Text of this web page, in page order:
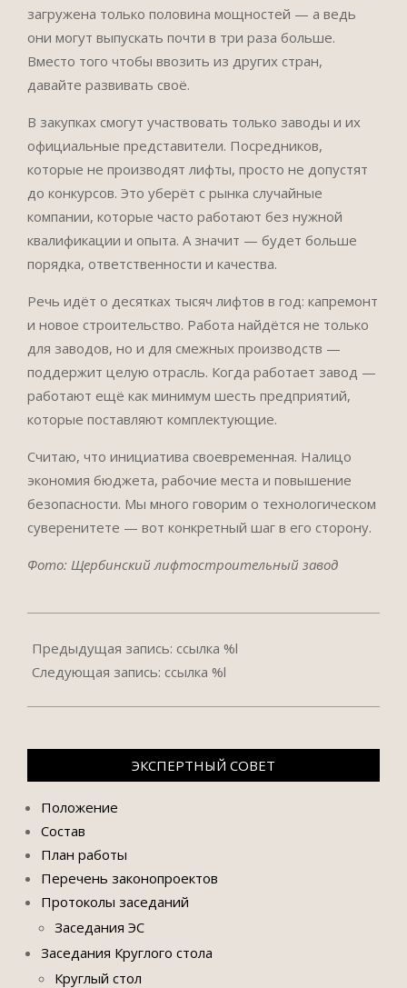
загружена только половина мощностей — а ведь
они могут выпускать почти в три раза больше.
Вместо того чтобы ввозить из других стран,
давайте развивать своё.
В закупках смогут участвовать только заводы и их
официальные представители. Посредников,
которые не производят лифты, просто не допустят
до конкурсов. Это уберёт с рынка случайные
компании, которые часто работают без нужной
квалификации и опыта. А значит — будет больше
порядка, ответственности и качества.
Речь идёт о десятках тысяч лифтов в год: капремонт
и новое строительство. Работа найдётся не только
для заводов, но и для смежных производств —
поддержит целую отрасль. Когда работает завод —
работают ещё как минимум шесть предприятий,
которые поставляют комплектующие.
Считаю, что инициатива своевременная. Налицо
экономия бюджета, рабочие места и повышение
безопасности. Мы много говорим о технологическом
суверенитете — вот конкретный шаг в его сторону.
Фото: Щербинский лифтостроительный завод
05-
15
Предыдущая запись: ссылка %l
Следующая запись: ссылка %l
ЭКСПЕРТНЫЙ СОВЕТ
Положение
Состав
План работы
Перечень законопроектов
Протоколы заседаний
Заседания ЭС
Заседания Круглого стола
Круглый стол